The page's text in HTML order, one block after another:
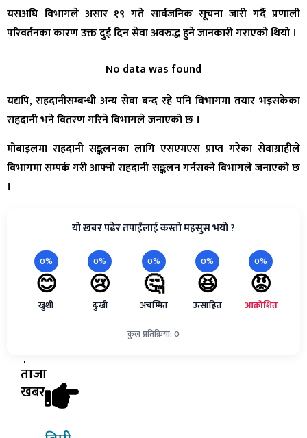
यसअघि विभागले असार १९ गते सार्वजनिक सूचना जारी गर्दै प्रणाली
परिवर्तनका कारण उक्त दुई दिन सेवा अवरुद्ध हुने जानकारी गराएको थियो ।
No data was found
यद्यपि, राहदानीसम्बन्धी अन्य सेवा बन्द रहे पनि विभागमा तयार भइसकेका
राहदानी भने वितरण गरिने विभागले जनाएको छ ।
मोबाइलमा राहदानी सङ्कलनका लागि एसएमएस प्राप्त गरेका सेवाग्राहीले
विभागमा सम्पर्क गरी आफ्नो राहदानी सङ्कलन गर्नसक्ने विभागले जनाएको छ
।
यो खबर पढेर तपाईंलाई कस्तो महसुस भयो ?
0%
😊
खुशी
0%
😢
दुःखी
0%
🤔
अचम्मित
0%
😆
उत्साहित
0%
😡
आक्रोशित
कुल प्रतिक्रिया: 0
ताजा
खबर